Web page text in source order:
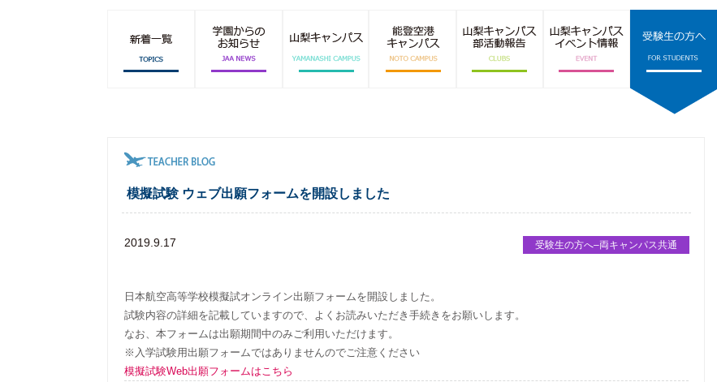
模擬試験 ウェブ出願フォームを開設しました
2019.9.17 受験生の方へ–両キャンパス共通
日本航空高等学校模擬試オンライン出願フォームを開設しました。
試験内容の詳細を記載していますので、よくお読みいただき手続きをお願いします。
なお、本フォームは出願期間中のみご利用いただけます。
※入学試験用出願フォームではありませんのでご注意ください
模擬試験Web出願フォームはこちら